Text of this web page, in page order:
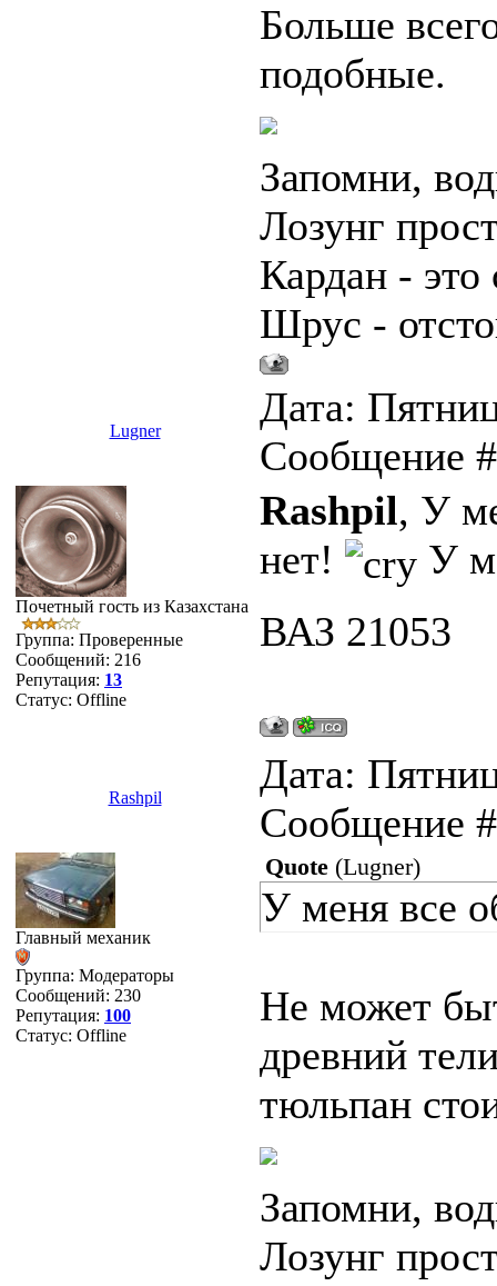
Больше
подобные.
Запомни,
Лозунг
Кардан - это
Шрус -
Lugner
Дата:
Сообщение
Почетный гость из Казахстана
Группа: Проверенные
Сообщений: 216
Репутация: 13
Статус: Offline
Rashpil, У
нет!
У
ВАЗ 21053
Rashpil
Дата:
Сообщение
Главный механик
Группа: Модераторы
Сообщений: 230
Репутация: 100
Статус: Offline
Quote (Lugner)
У меня все
Не может
древний
тюльпан
Запомни,
Лозунг